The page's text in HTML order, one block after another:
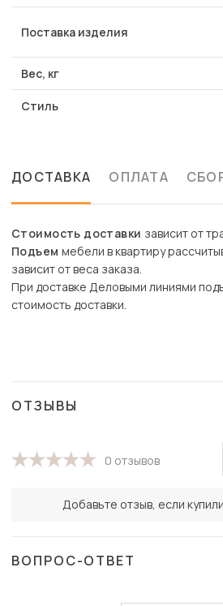
Поставка изделия
Вес, кг
Стиль
ДОСТАВКА ОПЛАТА
Стоимость доставки зависит от
Подъем мебели в квартиру
зависит от веса заказа.
При доставке Деловыми линиями
стоимость доставки.
ОТЗЫВЫ
0 отзывов
Добавьте отзыв, если
ВОПРОС-ОТВЕТ